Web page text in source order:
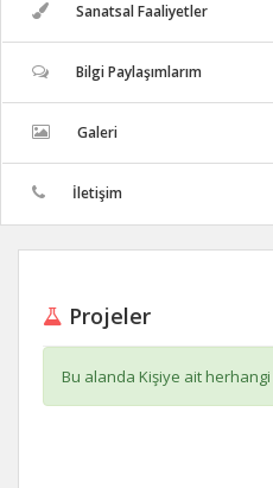
Sanatsal Faaliyetler
Bilgi Paylaşımlarım
Galeri
İletişim
Projeler
Bu alanda Kişiye ait